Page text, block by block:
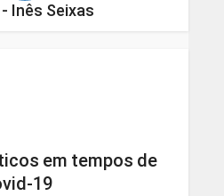
Inês Seixas
em tempos de
19